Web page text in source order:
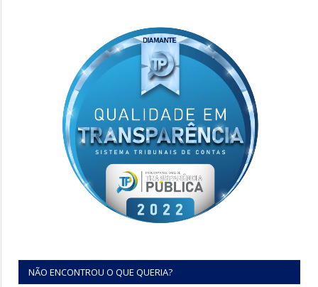
NÃO ENCONTROU O QUE QUERIA?